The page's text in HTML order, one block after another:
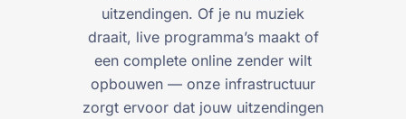
uitzendingen. Of je nu muziek
draait, live programma’s maakt of
een complete online zender wilt
opbouwen — onze infrastructuur
zorgt ervoor dat jouw uitzendingen